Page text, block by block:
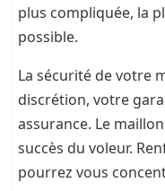
plus compliquée, la
possible.
La sécurité de votre
discrétion, votre
assurance. Le
succès du voleur.
pourrez vous